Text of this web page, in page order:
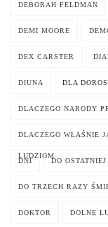
DEBORAH FELDMAN
DEMI MOORE
DEX CARSTER
DIUNA DLA
DLACZEGO NARODY
DLACZEGO WŁAŚNIE
LUDZIOM
DNI DO
DO TRZECH RAZY
DOKTOR DOLNE